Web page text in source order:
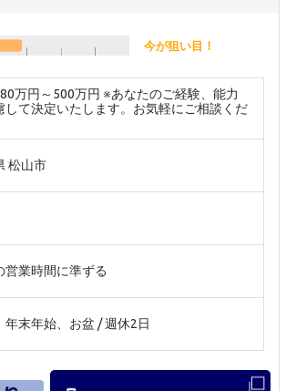
今が狙い目！
万円～500万円 ※あなたのご経験、能力
して決定いたします。お気軽にご相談くだ
松山市
営業時間に準ずる
年末年始、お盆 / 週休2日